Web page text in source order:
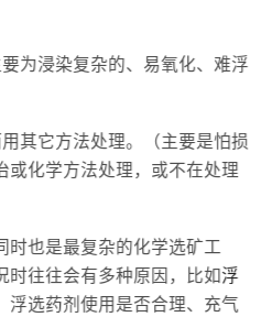
为浸染复杂的、易氧化、难浮
其它方法处理。（主要是怕损
或化学方法处理，或不在处理
时也是最复杂的化学选矿工
时往往会有多种原因，比如浮
浮选药剂使用是否合理、充气